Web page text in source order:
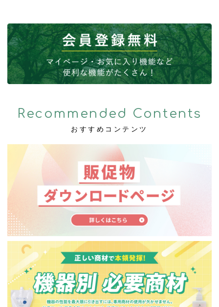
Recommended Contents
おすすめコンテンツ